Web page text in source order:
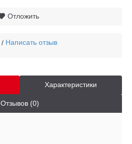
Отложить
/ Написать отзыв
Характеристики
Отзывов (0)